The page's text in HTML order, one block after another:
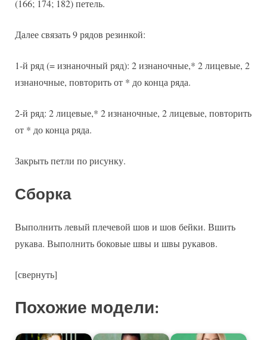
(166; 174; 182) петель.
Далее связать 9 рядов резинкой:
1-й ряд (= изнаночный ряд): 2 изнаночные,* 2 лицевые, 2
изнаночные, повторить от * до конца ряда.
2-й ряд: 2 лицевые,* 2 изнаночные, 2 лицевые, повторить
от * до конца ряда.
Закрыть петли по рисунку.
Сборка
Выполнить левый плечевой шов и шов бейки. Вшить
рукава. Выполнить боковые швы и швы рукавов.
[свернуть]
Похожие модели: